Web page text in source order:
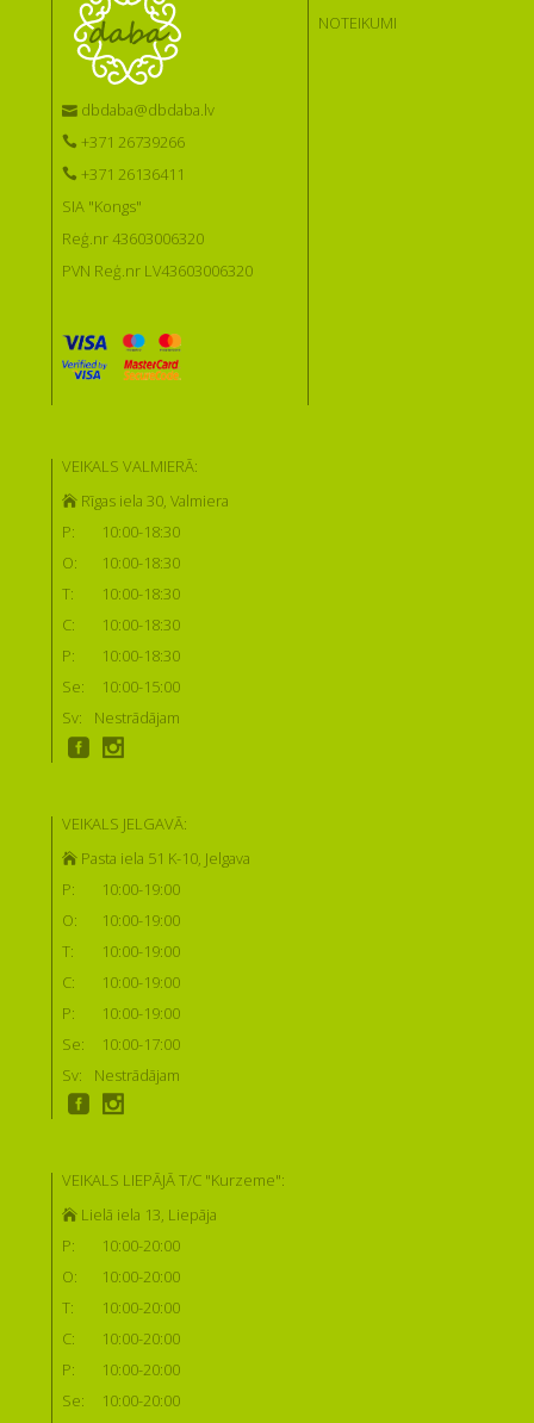
dbdaba@dbdaba.lv
+371 26739266
+371 26136411
SIA "Kongs"
Reģ.nr 43603006320
PVN Reģ.nr LV43603006320
NOTEIKUMI
VEIKALS VALMIERĀ:
Rīgas iela 30, Valmiera
P:
10:00-18:30
O:
10:00-18:30
T:
10:00-18:30
C:
10:00-18:30
P:
10:00-18:30
Se:
10:00-15:00
Sv:
Nestrādājam
VEIKALS JELGAVĀ:
Pasta iela 51 K-10, Jelgava
P:
10:00-19:00
O:
10:00-19:00
T:
10:00-19:00
C:
10:00-19:00
P:
10:00-19:00
Se:
10:00-17:00
Sv:
Nestrādājam
VEIKALS LIEPĀJĀ T/C "Kurzeme":
Lielā iela 13, Liepāja
P:
10:00-20:00
O:
10:00-20:00
T:
10:00-20:00
C:
10:00-20:00
P:
10:00-20:00
Se:
10:00-20:00